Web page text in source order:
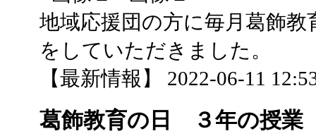
地域応援団の方に毎月葛飾
をしていただきました。
【最新情報】 2022-06-11
葛飾教育の日 ３年の授業